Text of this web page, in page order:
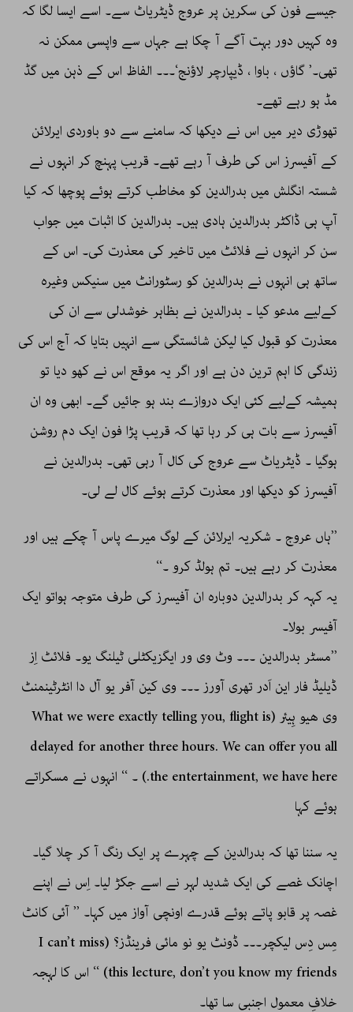
جیسے فون کی سکرین پر عروج ڈیٹریاٹ سے۔ اسے ایسا لگا کہ
وہ کہیں دور بہت آگے آ چکا ہے جہاں سے واپسی ممکن نہ
تھی۔’ گاؤں ، باوا ، ڈیپارچر لاؤنج‘۔۔۔ الفاظ اس کے ذہن میں گڈ
مڈ ہو رہے تھے۔
تھوڑی دیر میں اس نے دیکھا کہ سامنے سے دو باوردی ایرلائن
کے آفیسرز اس کی طرف آ رہے تھے۔ قریب پہنچ کر انہوں نے
شستہ انگلش میں بدرالدین کو مخاطب کرتے ہوئے پوچھا کہ کیا
آپ ہی ڈاکٹر بدرالدین ہادی ہیں۔ بدرالدین کا اثبات میں جواب
سن کر انہوں نے فلائٹ میں تاخیر کی معذرت کی۔ اس کے
ساتھ ہی انہوں نے بدرالدین کو رسٹورانٹ میں سنیکس وغیرہ
کےلیے مدعو کیا ۔ بدرالدین نے بظاہر خوشدلی سے ان کی
معذرت کو قبول کیا لیکن شائستگی سے انہیں بتایا کہ آج اس کی
زندگی کا اہم ترین دن ہے اور اگر یہ موقع اس نے کھو دیا تو
ہمیشہ کےلیے کئی ایک دروازے بند ہو جائیں گے۔ ابھی وہ ان
آفیسرز سے بات ہی کر رہا تھا کہ قریب پڑا فون ایک دم روشن
ہوگیا ۔ ڈیٹریاٹ سے عروج کی کال آ رہی تھی۔ بدرالدین نے
آفیسرز کو دیکھا اور معذرت کرتے ہوئے کال لے لی۔
’’ہاں عروج ۔ شکریہ ایرلائن کے لوگ میرے پاس آ چکے ہیں اور
معذرت کر رہے ہیں۔ تم ہولڈ کرو ۔‘‘
یہ کہہ کر بدرالدین دوبارہ ان آفیسرز کی طرف متوجہ ہواتو ایک
آفیسر بولا۔
’’مسٹر بدرالدین ۔۔۔ وٹ وی ور ایگزیکٹلی ٹیلنگ یو۔ فلائٹ اِز
ڈیلیڈ فار این اَدر تھری آورز ۔۔۔ وی کین آفر یو آل دا انٹرٹینمنٹ
وی ھیو ہِیئر (What we were exactly telling you, flight is
delayed for another three hours. We can offer you all
the entertainment, we have here.) ۔ ‘‘ انہوں نے مسکراتے
ہوئے کہا
یہ سننا تھا کہ بدرالدین کے چہرے پر ایک رنگ آ کر چلا گیا۔
اچانک غصے کی ایک شدید لہر نے اسے جکڑ لیا۔ اِس نے اپنے
غصہ پر قابو پاتے ہوئے قدرے اونچی آواز میں کہا۔ ’’ آئی کانٹ
مِس دِس لیکچر۔۔۔ ڈونٹ یو نو مائی فرینڈز؟ (I can’t miss
this lecture, don’t you know my friends) ‘‘ اس کا لہجہ
خلافِ معمول اجنبی سا تھا۔